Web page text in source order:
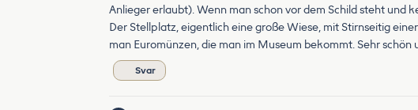
Anlieger erlaubt). Wenn man schon vor dem Schild steht und
Der Stellplatz, eigentlich eine große Wiese, mit Stirnseitig
man Euromünzen, die man im Museum bekommt. Sehr
Svar